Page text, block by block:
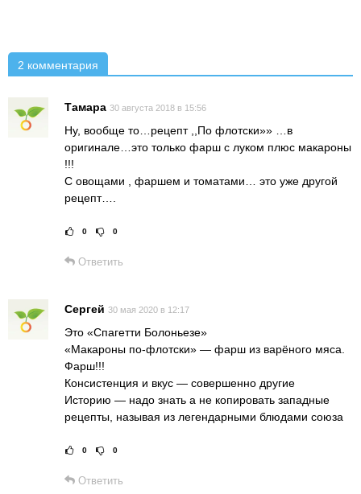
2 комментария
Тамара 30 августа 2018 в 15:56
Ну, вообще то…рецепт ,,По флотски»» …в
оригинале…это только фарш с луком плюс макароны
!!!
С овощами , фаршем и томатами… это уже другой
рецепт….
Рейтинг статьи:
0 0
Ответить
Сергей 30 мая 2020 в 12:17
Это «Спагетти Болоньезе»
«Макароны по-флотски» — фарш из варёного мяса.
Фарш!!!
Консистенция и вкус — совершенно другие
Историю — надо знать а не копировать западные
рецепты, называя из легендарными блюдами союза
Рейтинг статьи:
0 0
Ответить